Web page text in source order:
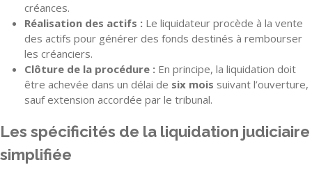
créances.
Réalisation des actifs : Le liquidateur procède à la vente
des actifs pour générer des fonds destinés à rembourser
les créanciers.
Clôture de la procédure : En principe, la liquidation doit
être achevée dans un délai de six mois suivant l’ouverture,
sauf extension accordée par le tribunal.
Les spécificités de la liquidation judiciaire
simplifiée